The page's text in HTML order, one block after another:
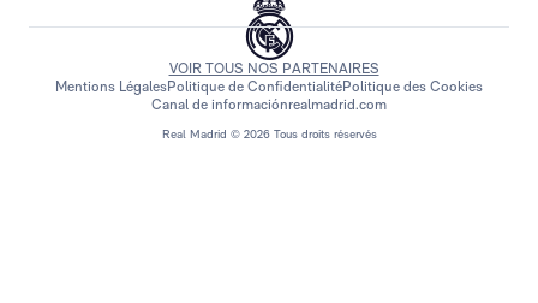
Real Madrid © 2026 Tous droits réservés
VOIR TOUS NOS PARTENAIRES
Mentions LégalesPolitique de ConfidentialitéPolitique des Cookies
Canal de informaciónrealmadrid.com